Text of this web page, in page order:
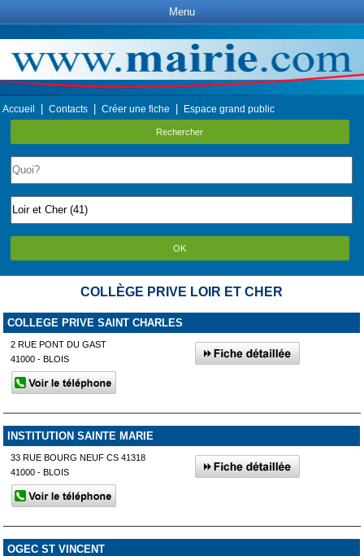
Menu
Accueil Contacts Créer une fiche Espace grand public
Rechercher
OK
COLLÈGE PRIVE LOIR ET CHER
COLLEGE PRIVE SAINT CHARLES
2 RUE PONT DU GAST
41000 - BLOIS
INSTITUTION SAINTE MARIE
33 RUE BOURG NEUF CS 41318
41000 - BLOIS
OGEC ST VINCENT